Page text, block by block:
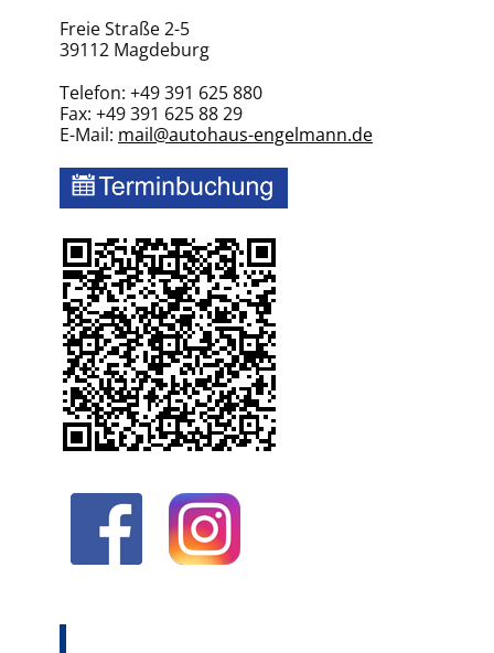
Freie Straße 2-5
39112 Magdeburg
Telefon: +49 391 625 880
Fax: +49 391 625 88 29
E-Mail: mail@autohaus-engelmann.de